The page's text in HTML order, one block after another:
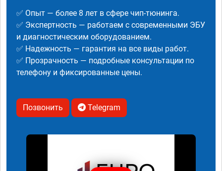
✅ Опыт — более 8 лет в сфере чип-тюнинга.
✅ Экспертность — работаем с современными ЭБУ
и диагностическим оборудованием.
✅ Надежность — гарантия на все виды работ.
✅ Прозрачность — подробные консультации по
телефону и фиксированные цены.
Позвонить Telegram